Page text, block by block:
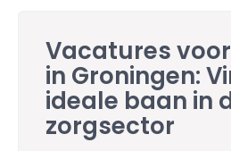
Vacatures
in Groningen:
ideale baan in
zorgsector